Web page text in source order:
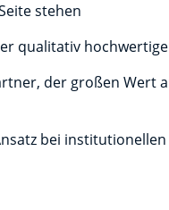
stehen
qualitativ
der großen Wert
bei